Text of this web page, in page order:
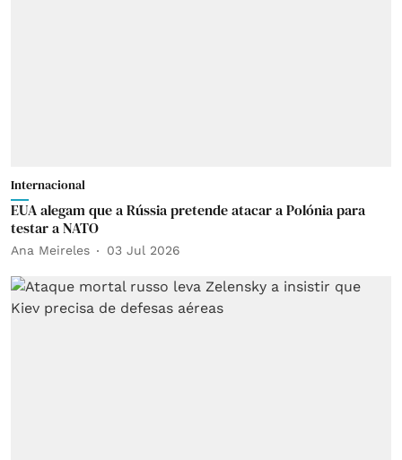
Internacional
EUA alegam que a Rússia pretende atacar a Polónia para
testar a NATO
Ana Meireles 03 Jul 2026